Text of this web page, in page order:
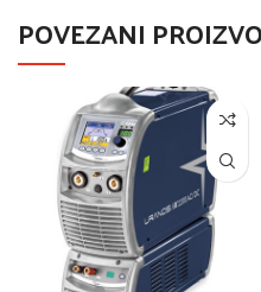
POVEZANI